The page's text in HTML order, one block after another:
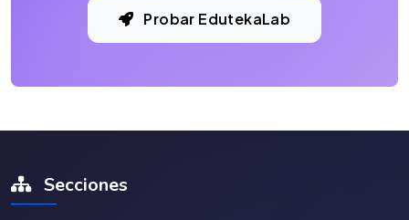
Probar EdutekaLab
Secciones